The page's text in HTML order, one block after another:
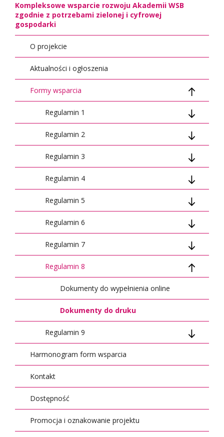
Kompleksowe wsparcie rozwoju Akademii WSB
zgodnie z potrzebami zielonej i cyfrowej
gospodarki
O projekcie
Aktualności i ogłoszenia
Formy wsparcia
Regulamin 1
Mentorzy
Dokumenty do wypełnienia online
Dokumenty do druku
Regulamin 2
Dokumenty do wypełnienia online
Dokumenty do druku
Regulamin 3
Dokumenty do wypełnienia online
Dokumenty do druku
Proofreading
Badania
Konferencje
Publikacje
Regulamin 4
Dokumenty do wypełnienia online
Dokumenty do druku
Badania
Konferencje
Publikacje
Proofreading
Regulamin 5
Dokumenty do wypełnienia online
Dokumenty do druku
Regulamin 6
Dokumenty do wypełnienia online
Dokumenty do druku
Regulamin 7
Dokumenty do wypełnienia online
Dokumenty do druku
Regulamin 8
Dokumenty do wypełnienia online
Dokumenty do druku
Regulamin 9
Dokumenty do wypełnienia online
Harmonogram form wsparcia
Kontakt
Dostępność
Promocja i oznakowanie projektu